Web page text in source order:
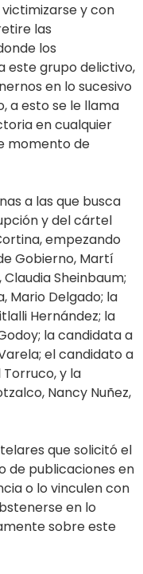
y con
las
los
este grupo delictivo,
en lo sucesivo
a esto se le llama
en cualquier
momento de
a las que busca
y del cártel
empezando
Gobierno, Martí
Sheinbaum;
Mario Delgado; la
Hernández; la
la candidata a
el candidato a
y la
Nancy Nuñez,
que solicitó el
de publicaciones en
o lo vinculen con
en lo
sobre este